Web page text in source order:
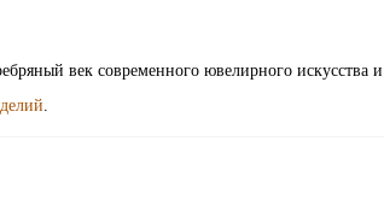
век современного ювелирного искусства и
.